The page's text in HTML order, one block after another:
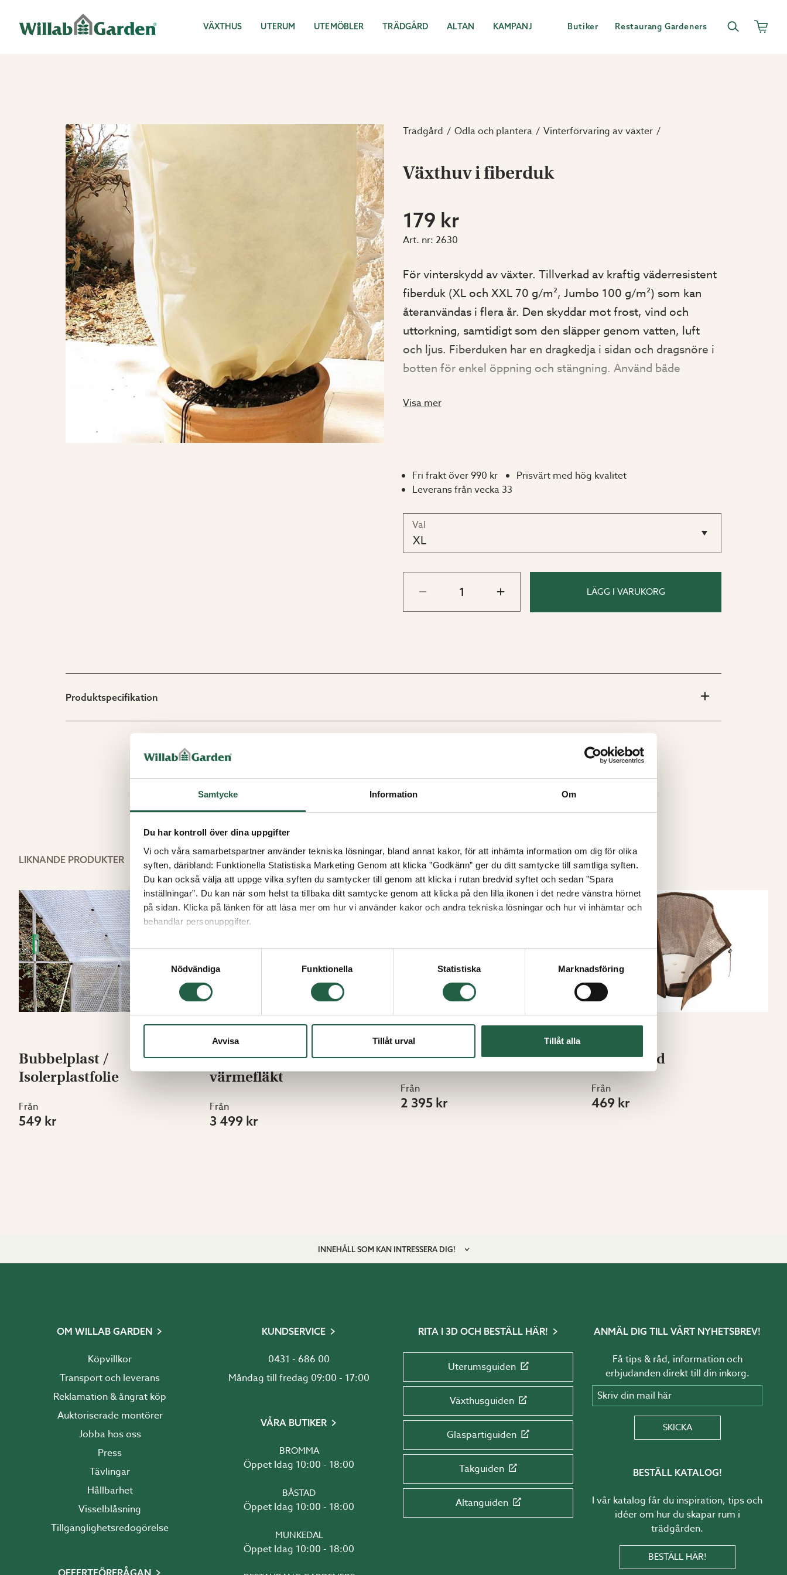
Samtycke Information Om
Du har kontroll över dina uppgifter
Vi och våra samarbetspartner använder tekniska lösningar, bland annat kakor, för att inhämta information om dig för olika
syften, däribland: Funktionella Statistiska Marketing Genom att klicka ”Godkänn” ger du ditt samtycke till samtliga syften.
Du kan också välja att uppge vilka syften du samtycker till genom att klicka i rutan bredvid syftet och sedan ”Spara
inställningar”. Du kan när som helst ta tillbaka ditt samtycke genom att klicka på den lilla ikonen i det nedre vänstra hörnet
på sidan. Klicka på länken för att läsa mer om hur vi använder kakor och andra tekniska lösningar och hur vi inhämtar och
behandlar personuppgifter.
Ta reda på mer om cookies Googles sekretesspolicy
Samtyckesval
Nödvändiga
Funktionella Statistiska Marknadsföring
Avvisa Tillåt urval Tillåt alla
VÄXTHUS UTERUM UTEMÖBLER TRÄDGÅRD ALTAN KAMPANJ Butiker Restaurang Gardeners
Trädgård Odla och plantera Vinterförvaring av växter
Växthuv i fiberduk
179 kr
Art. nr: 2630
För vinterskydd av växter. Tillverkad av kraftig väderresistent
fiberduk (XL och XXL 70 g/m², Jumbo 100 g/m²) som kan
återanvändas i flera år. Den skyddar mot frost, vind och
uttorkning, samtidigt som den släpper genom vatten, luft
och ljus. Fiberduken har en dragkedja i sidan och dragsnöre i
botten för enkel öppning och stängning. Använd både
isolering vid övervintring av växterna Lämplig att använda i
XL - 100 x 80 cm.
XXL - 180 x 120 cm.
JUMBO - 200 x 240 cm.
Visa mer
Fri frakt över 990 kr
Prisvärt med hög kvalitet
Leverans från vecka 33
Val
XL
LÄGG I VARUKORG
Produktspecifikation
LIKNANDE PRODUKTER
Bubbelplast /
Isolerplastfolie
Från
549 kr
Övervintringstält med
värmefläkt
Från
3 499 kr
Övervintringsrum
Från
2 395 kr
Krukskydd
Från
469 kr
INNEHÅLL SOM KAN INTRESSERA DIG!
OM WILLAB GARDEN
Köpvillkor
Transport och leverans
Reklamation & ångrat köp
Auktoriserade montörer
Jobba hos oss
Press
Tävlingar
Hållbarhet
Visselblåsning
Tillgänglighetsredogörelse
OFFERTFÖRFRÅGAN
KUNDSERVICE
0431 - 686 00
Måndag till fredag 09:00 - 17:00
VÅRA BUTIKER
BROMMA
Öppet Idag 10:00 - 18:00
BÅSTAD
Öppet Idag 10:00 - 18:00
MUNKEDAL
Öppet Idag 10:00 - 18:00
RITA I 3D OCH BESTÄLL HÄR!
Uterumsguiden
Växthusguiden
Glaspartiguiden
Takguiden
Altanguiden
ANMÄL DIG TILL VÅRT NYHETSBREV!
Få tips & råd, information och
erbjudanden direkt till din inkorg.
Skriv din mail här
SKICKA
BESTÄLL KATALOG!
I vår katalog får du inspiration, tips och
idéer om hur du skapar rum i
trädgården.
BESTÄLL HÄR!